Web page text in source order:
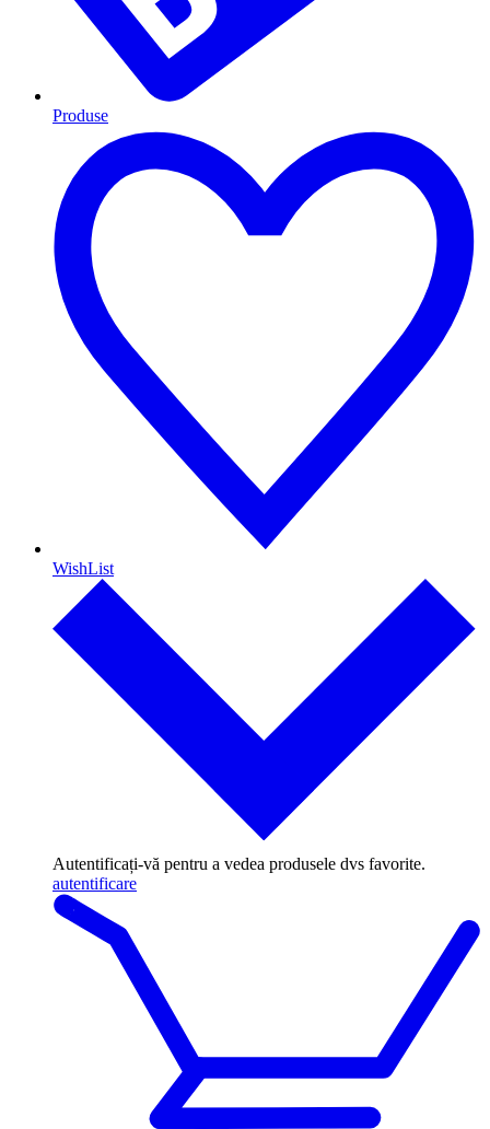
Produse
WishList
Autentificați-vă pentru a vedea produsele dvs favorite.
autentificare